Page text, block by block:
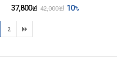
37,800원 42,000원 10%
2